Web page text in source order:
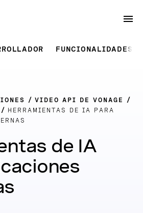
FUNCIONALIDADES
VIDEO API DE VONAGE
HERRAMIENTAS DE IA PARA
de IA